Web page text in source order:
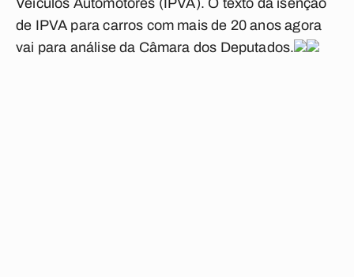
Veículos Automotores (IPVA). O texto da isenção
de IPVA para carros com mais de 20 anos agora
vai para análise da Câmara dos Deputados.